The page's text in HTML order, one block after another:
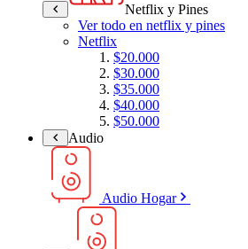
Netflix y Pines
Ver todo en netflix y pines
Netflix
$20.000
$30.000
$35.000
$40.000
$50.000
Audio
Audio Hogar